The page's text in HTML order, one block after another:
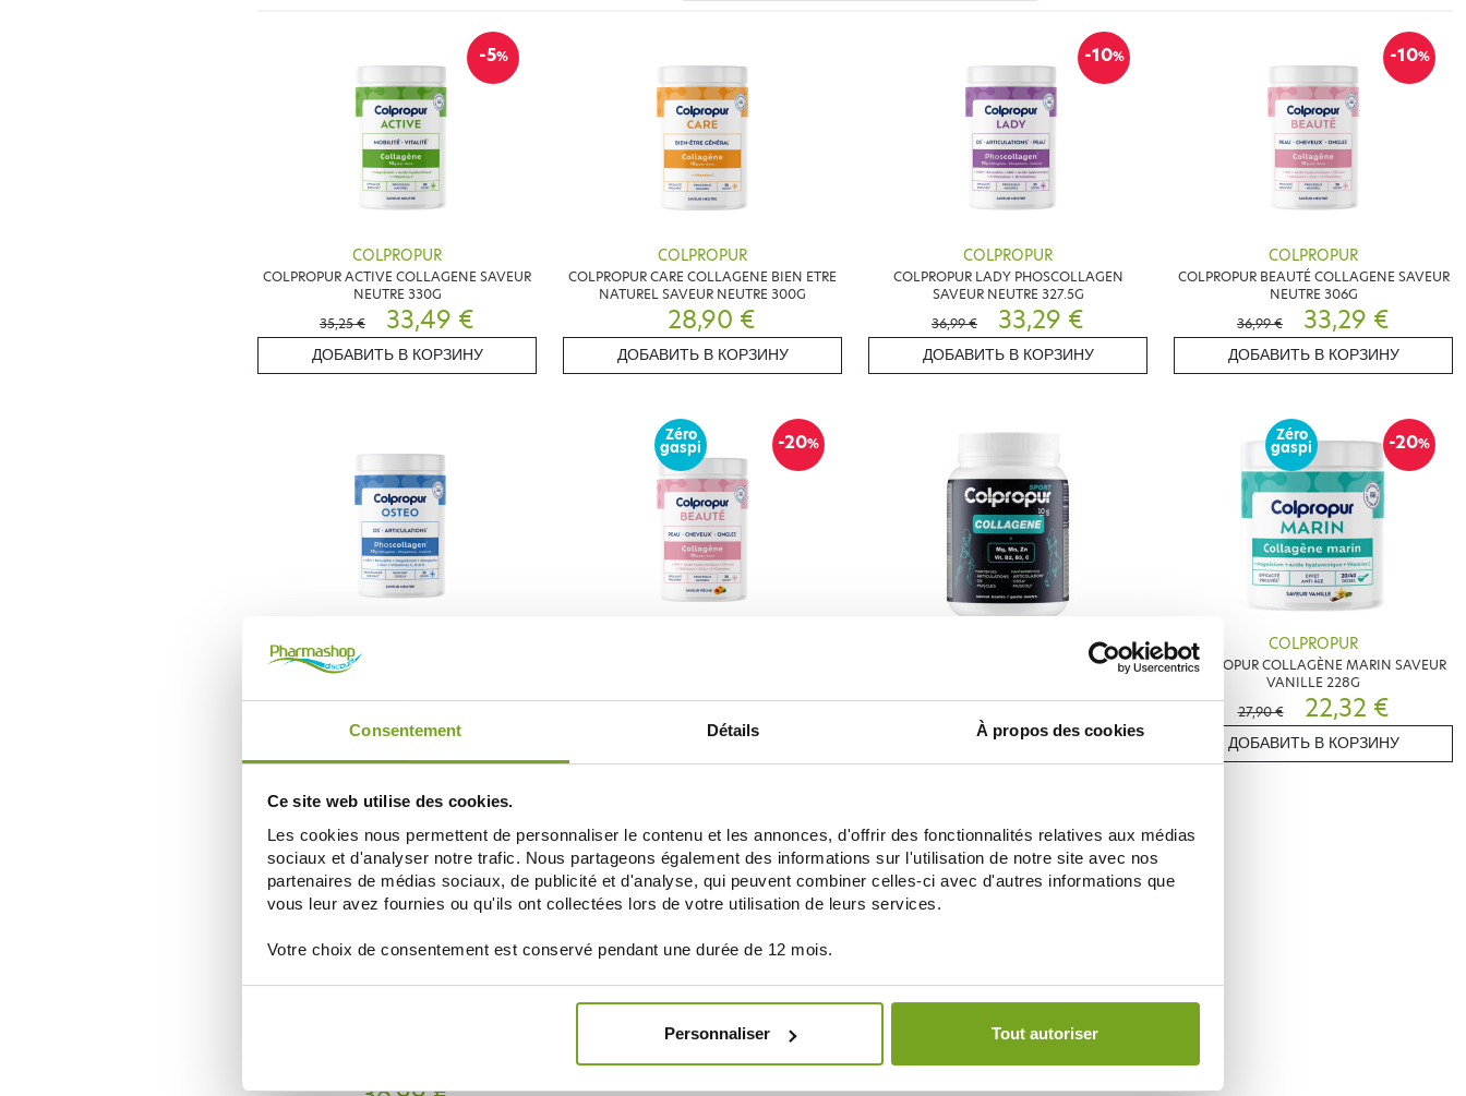
Consentement Détails À propos des cookies
Ce site web utilise des cookies.
Les cookies nous permettent de personnaliser le contenu et les annonces, d'offrir des fonctionnalités relatives aux médias
sociaux et d'analyser notre trafic. Nous partageons également des informations sur l'utilisation de notre site avec nos
partenaires de médias sociaux, de publicité et d'analyse, qui peuvent combiner celles-ci avec d'autres informations que
vous leur avez fournies ou qu'ils ont collectées lors de votre utilisation de leurs services.
Votre choix de consentement est conservé pendant une durée de 12 mois.
Personnaliser Tout autoriser
-5%
COLPROPUR
COLPROPUR ACTIVE COLLAGENE SAVEUR
NEUTRE 330G
35,25 €
33,49 €
ДОБАВИТЬ В КОРЗИНУ
COLPROPUR
COLPROPUR CARE COLLAGENE BIEN ETRE
NATUREL SAVEUR NEUTRE 300G
28,90 €
ДОБАВИТЬ В КОРЗИНУ
-10%
COLPROPUR
COLPROPUR LADY PHOSCOLLAGEN
SAVEUR NEUTRE 327.5G
36,99 €
33,29 €
ДОБАВИТЬ В КОРЗИНУ
-10%
COLPROPUR
COLPROPUR BEAUTÉ COLLAGENE SAVEUR
NEUTRE 306G
36,99 €
33,29 €
ДОБАВИТЬ В КОРЗИНУ
COLPROPUR
COLPROPUR OSTEO PHOSCOLLAGEN
36,99 €
ДОБАВИТЬ В КОРЗИНУ
-20%
Zéro
gaspi
29,59 €
ДОБАВИТЬ В КОРЗИНУ
COLPROPUR SPORT COLLAGENE SAVEUR
36,99 €
ДОБАВИТЬ В КОРЗИНУ
-20%
Zéro
gaspi
COLPROPUR
COLPROPUR COLLAGÈNE MARIN SAVEUR
VANILLE 228G
27,90 €
22,32 €
ДОБАВИТЬ В КОРЗИНУ